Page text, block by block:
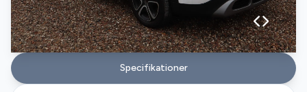
Specifikationer